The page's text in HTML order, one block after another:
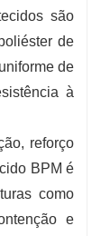
são
de
de
à
reforço
BPM é
como
e